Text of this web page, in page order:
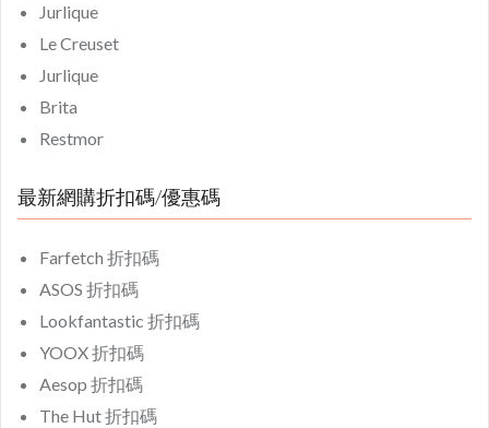
Jurlique
Le Creuset
Jurlique
Brita
Restmor
最新網購折扣碼/優惠碼
Farfetch 折扣碼
ASOS 折扣碼
Lookfantastic 折扣碼
YOOX 折扣碼
Aesop 折扣碼
The Hut 折扣碼